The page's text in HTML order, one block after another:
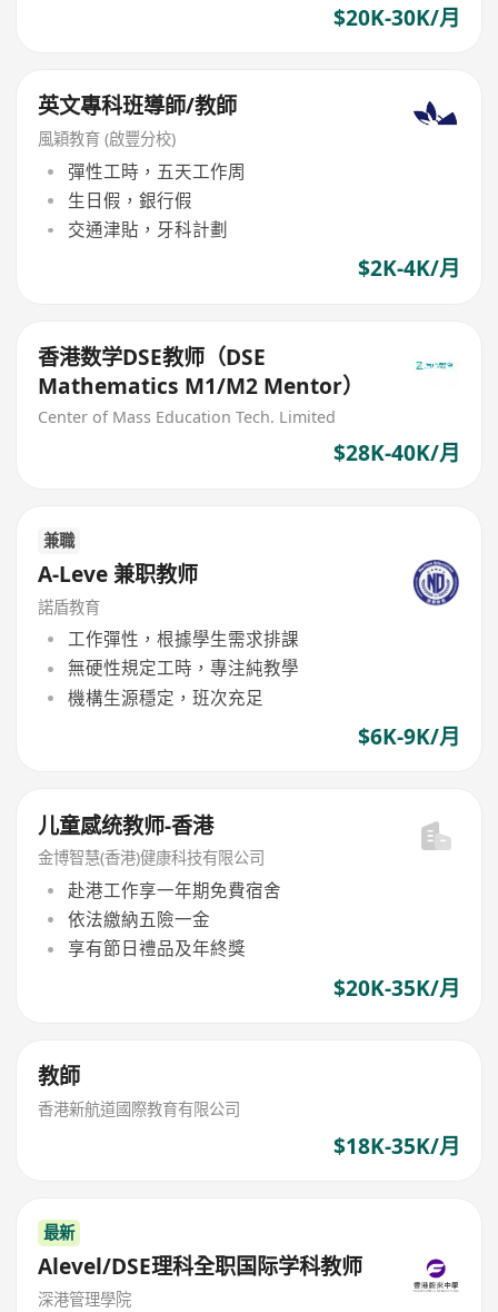
$20K-30K/月
英文專科班導師/教師
風穎教育 (啟豐分校)
彈性工時，五天工作周
生日假，銀行假
交通津貼，牙科計劃
$2K-4K/月
香港数学DSE教师（DSE
Mathematics M1/M2 Mentor）
Center of Mass Education Tech. Limited
$28K-40K/月
兼職
A-Leve 兼职教师
諾盾教育
工作彈性，根據學生需求排課
無硬性規定工時，專注純教學
機構生源穩定，班次充足
$6K-9K/月
儿童感统教师-香港
金博智慧(香港)健康科技有限公司
赴港工作享一年期免費宿舍
依法繳納五險一金
享有節日禮品及年終獎
$20K-35K/月
教師
香港新航道國際教育有限公司
$18K-35K/月
最新
Alevel/DSE理科全职国际学科教师
深港管理學院